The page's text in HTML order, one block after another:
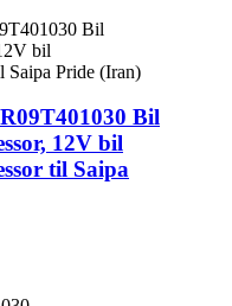
Bil
12V bil
til Saipa